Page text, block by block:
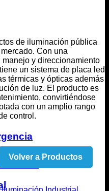
Industrial
Estándar
de iluminación pública
Con una
manejo y direccionamiento
un sistema de placa led
térmicas y ópticas además
de luz. El producto es
convirtiéndose
con un amplio rango
control.
Volver a Productos